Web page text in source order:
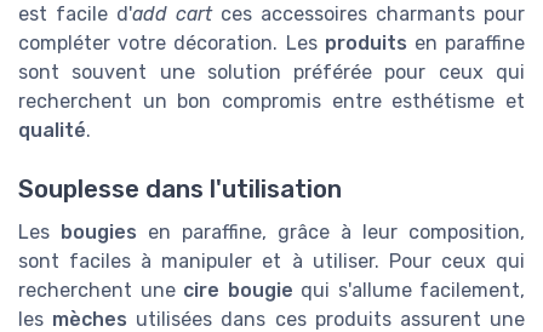
est facile d'add cartces accessoires charmants pour
compléter votre décoration. Les produits en paraffine
sont souvent une solution préférée pour ceux qui
recherchent un bon compromis entre esthétisme et
qualité.
Souplesse dans l'utilisation
Les bougies en paraffine, grâce à leur composition,
sont faciles à manipuler et à utiliser. Pour ceux qui
recherchent une cire bougie qui s'allume facilement,
les mèches utilisées dans ces produits assurent une